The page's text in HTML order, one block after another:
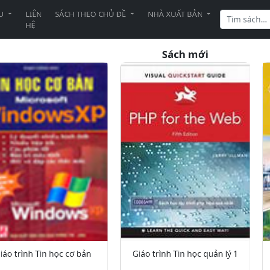
LIÊN
HỆ
SÁCH THEO CHỦ ĐỀ NHÀ XUẤT BẢN
Sách mới
trình Tin học cơ bản Giáo trình Tin học quản lý 1